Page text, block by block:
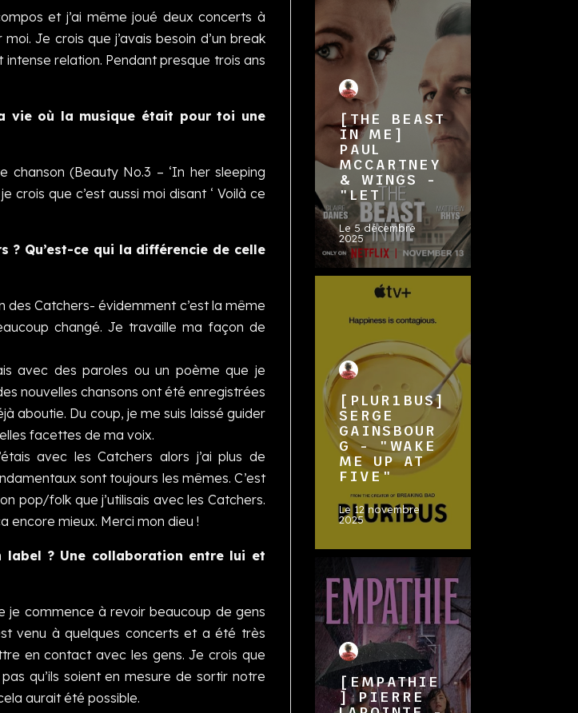
et j’ai même joué deux concerts à
Je crois que j’avais besoin d’un break
relation. Pendant presque trois ans
vie où la musique était pour toi une
(Beauty No.3 – ‘In her sleeping
crois que c’est aussi moi disant ‘ Voilà ce
? Qu’est-ce qui la différencie de celle
des Catchers- évidemment c’est la même
changé. Je travaille ma façon de
avec des paroles ou un poème que je
nouvelles chansons ont été enregistrées
aboutie. Du coup, je me suis laissé guider
facettes de ma voix.
avec les Catchers alors j’ai plus de
sont toujours les mêmes. C’est
pop/folk que j’utilisais avec les Catchers.
encore mieux. Merci mon dieu !
label ? Une collaboration entre lui et
je commence à revoir beaucoup de gens
venu à quelques concerts et a été très
en contact avec les gens. Je crois que
qu’ils soient en mesure de sortir notre
aurait été possible.
[THE BEAST
IN ME]
PAUL
MCCARTNEY
& WINGS -
"LET
Le5 décembre
2025
[PLUR1BUS]
SERGE
GAINSBOUR
G - "WAKE
ME UP AT
FIVE"
Le 12 novembre
2025
[EMPATHIE
] PIERRE